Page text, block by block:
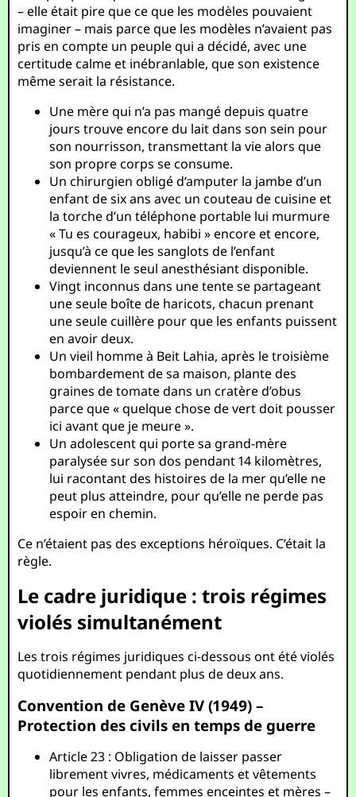
– elle était pire que ce que les modèles pouvaient
imaginer – mais parce que les modèles n’avaient pas
pris en compte un peuple qui a décidé, avec une
certitude calme et inébranlable, que son existence
même serait la résistance.
Une mère qui n’a pas mangé depuis quatre
jours trouve encore du lait dans son sein pour
son nourrisson, transmettant la vie alors que
son propre corps se consume.
Un chirurgien obligé d’amputer la jambe d’un
enfant de six ans avec un couteau de cuisine et
la torche d’un téléphone portable lui murmure
« Tu es courageux, habibi » encore et encore,
jusqu’à ce que les sanglots de l’enfant
deviennent le seul anesthésiant disponible.
Vingt inconnus dans une tente se partageant
une seule boîte de haricots, chacun prenant
une seule cuillère pour que les enfants puissent
en avoir deux.
Un vieil homme à Beit Lahia, après le troisième
bombardement de sa maison, plante des
graines de tomate dans un cratère d’obus
parce que « quelque chose de vert doit pousser
ici avant que je meure ».
Un adolescent qui porte sa grand-mère
paralysée sur son dos pendant 14 kilomètres,
lui racontant des histoires de la mer qu’elle ne
peut plus atteindre, pour qu’elle ne perde pas
espoir en chemin.
Ce n’étaient pas des exceptions héroïques. C’était la
règle.
Le cadre juridique : trois régimes
violés simultanément
Les trois régimes juridiques ci-dessous ont été violés
quotidiennement pendant plus de deux ans.
Convention de Genève IV (1949) –
Protection des civils en temps de guerre
Article 23 : Obligation de laisser passer
librement vivres, médicaments et vêtements
pour les enfants, femmes enceintes et mères –